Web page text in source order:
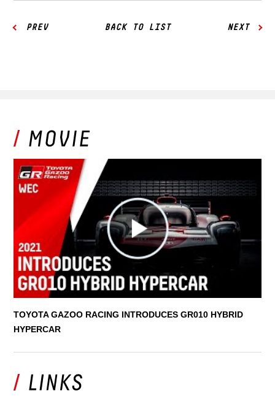
PREV BACK TO LIST NEXT
TOYOTA GAZOO RACING INTRODUCES GR010 HYBRID
HYPERCAR